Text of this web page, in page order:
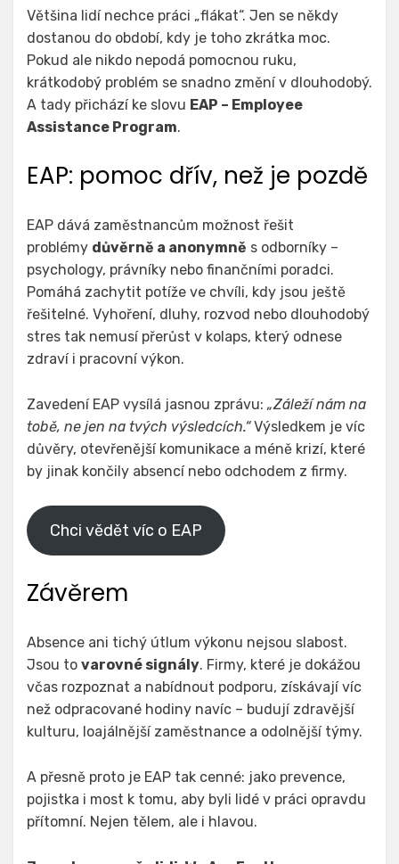
Většina lidí nechce práci „flákat“. Jen se někdy
dostanou do období, kdy je toho zkrátka moc.
Pokud ale nikdo nepodá pomocnou ruku,
krátkodobý problém se snadno změní v dlouhodobý.
A tady přichází ke slovu EAP – Employee
Assistance Program.
EAP: pomoc dřív, než je pozdě
EAP dává zaměstnancům možnost řešit
problémy důvěrně a anonymně s odborníky –
psychology, právníky nebo finančními poradci.
Pomáhá zachytit potíže ve chvíli, kdy jsou ještě
řešitelné. Vyhoření, dluhy, rozvod nebo dlouhodobý
stres tak nemusí přerůst v kolaps, který odnese
zdraví i pracovní výkon.
Zavedení EAP vysílá jasnou zprávu: „Záleží nám na
tobě, ne jen na tvých výsledcích.“Výsledkem je víc
důvěry, otevřenější komunikace a méně krizí, které
by jinak končily absencí nebo odchodem z firmy.
Chci vědět víc o EAP
Závěrem
Absence ani tichý útlum výkonu nejsou slabost.
Jsou to varovné signály. Firmy, které je dokážou
včas rozpoznat a nabídnout podporu, získávají víc
než odpracované hodiny navíc – budují zdravější
kulturu, loajálnější zaměstnance a odolnější týmy.
A přesně proto je EAP tak cenné: jako prevence,
pojistka i most k tomu, aby byli lidé v práci opravdu
přítomní. Nejen tělem, ale i hlavou.